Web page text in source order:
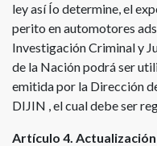
ley así Ío determine, el
perito en automotores
Investigación Criminal y
de la Nación podrá ser
emitida por la Dirección
DIJIN , el cual debe ser
Artículo 4.